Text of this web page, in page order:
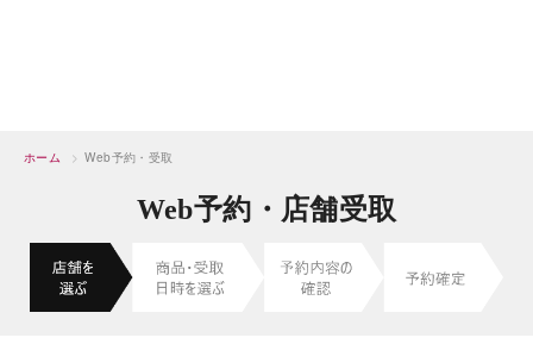
ホーム > Web予約・受取
Web予約・店舗受取